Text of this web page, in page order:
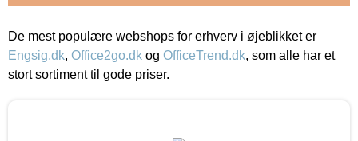
De mest populære webshops for erhverv i øjeblikket er
Engsig.dk, Office2go.dk og OfficeTrend.dk, som alle har et
stort sortiment til gode priser.